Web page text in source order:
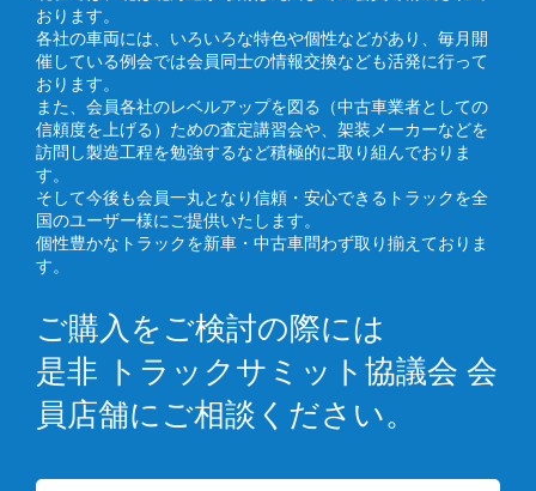
おります。
各社の車両には、いろいろな特色や個性などがあり、毎月開
催している例会では会員同士の情報交換なども活発に行って
おります。
また、会員各社のレベルアップを図る（中古車業者としての
信頼度を上げる）ための査定講習会や、架装メーカーなどを
訪問し製造工程を勉強するなど積極的に取り組んでおりま
す。
そして今後も会員一丸となり信頼・安心できるトラックを全
国のユーザー様にご提供いたします。
個性豊かなトラックを新車・中古車問わず取り揃えておりま
す。
ご購入をご検討の際には
是非 トラックサミット協議会 会
員店舗にご相談ください。